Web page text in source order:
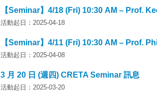
【Seminar】4/18 (Fri) 10:30 AM – Prof.
活動起日：2025-04-18
【Seminar】4/11 (Fri) 10:30 AM – Prof.
活動起日：2025-04-08
3 月 20 日 (週四) CRETA Seminar 訊息
活動起日：2025-03-20